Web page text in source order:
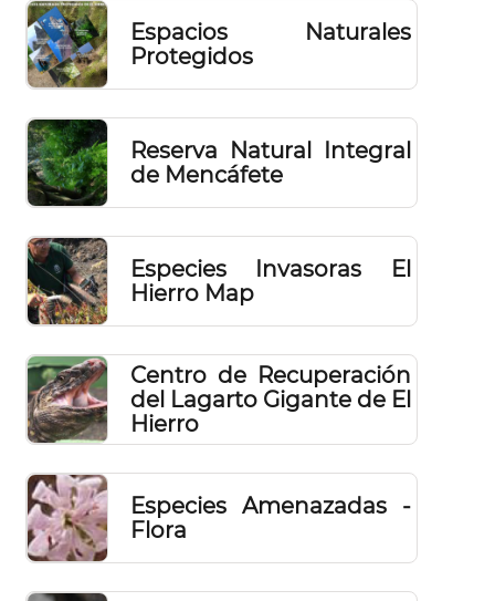
Espacios Naturales
Protegidos
Reserva Natural Integral
de Mencáfete
Especies Invasoras El
Hierro Map
Centro de Recuperación
del Lagarto Gigante de El
Hierro
Especies Amenazadas -
Flora